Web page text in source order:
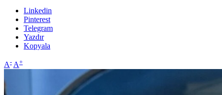
Linkedin
Pinterest
Telegram
Yazdır
Kopyala
A- A+